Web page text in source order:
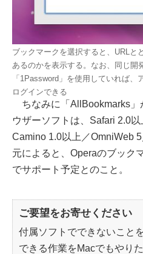
ブックマークを選択すると、URLと
あるのかを表示する。なお、同じ開
「1Password」を使用していれば
ログインできる
ちなみに「AllBookmarks」
ウザーソフトは、Safari 2.0
Camino 1.0以上／OmniWeb
元によると、Operaのブック
でサポート予定とのこと。
ご要望をお寄せください
付属ソフトでできないこと
できる作業をMacでもやり